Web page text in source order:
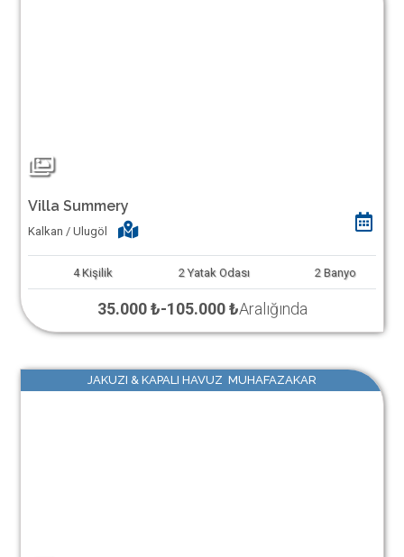
Villa Summery
Kalkan / Ulugöl
4 Kişilik 2 Yatak Odası 2 Banyo
35.000 ₺-105.000 ₺Aralığında
JAKUZI & KAPALI HAVUZ MUHAFAZAKAR